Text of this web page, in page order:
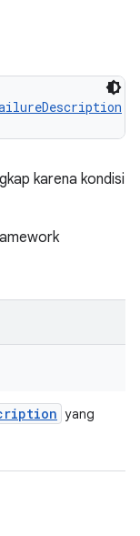
karena kondisi
yang